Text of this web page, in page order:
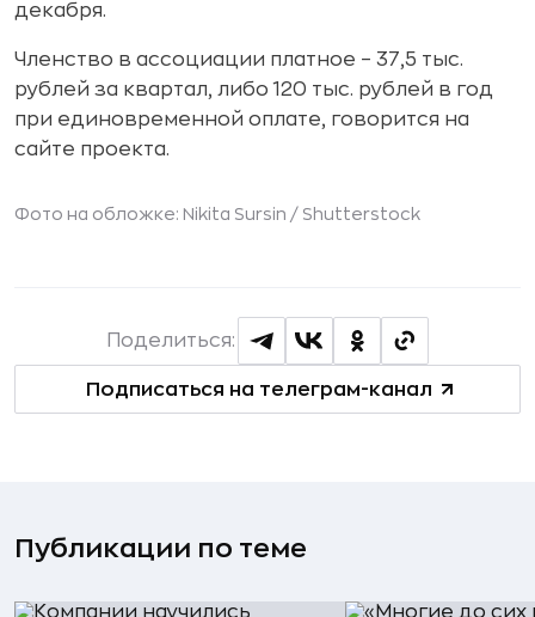
декабря.
Членство в ассоциации платное – 37,5 тыс.
рублей за квартал, либо 120 тыс. рублей в год
при единовременной оплате, говорится на
сайте проекта.
Фото на обложке: Nikita Sursin / Shutterstock
Подписаться на телеграм-канал
Поделиться:
Публикации по теме